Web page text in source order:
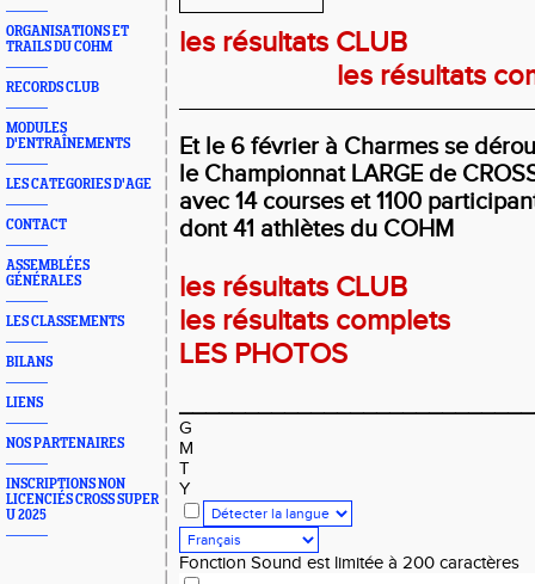
ORGANISATIONS ET
TRAILS DU COHM
RECORDS CLUB
MODULES
D'ENTRAÎNEMENTS
LES CATEGORIES D'AGE
CONTACT
ASSEMBLÉES
GÉNÉRALES
LES CLASSEMENTS
BILANS
LIENS
NOS PARTENAIRES
INSCRIPTIONS NON
LICENCIÉS CROSS SUPER
U 2025
les résultats CLUB
les résultats
Et le 6 février à Charmes se
le Championnat LARGE de
avec 14 courses et 1100
dont 41 athlètes du COHM
les résultats CLUB
les résultats complets
LES PHOTOS
G
M
T
Y
Fonction Sound est limitée à 200 caractères